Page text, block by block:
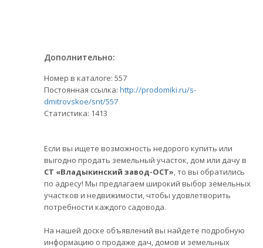
Дополнительно:
Номер в каталоге: 557
Постоянная ссылка: http://prodomiki.ru/s-
dmitrovskoe/snt/557
Статистика: 1413
Если вы ищете возможность недорого купить или
выгодно продать земельный участок, дом или дачу в
СТ «Владыкинский завод-ОСТ», то вы обратились
по адресу! Мы предлагаем широкий выбор земельных
участков и недвижимости, чтобы удовлетворить
потребности каждого садовода.
На нашей доске объявлений вы найдете подробную
информацию о продаже дач, домов и земельных